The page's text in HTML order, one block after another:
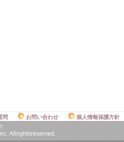
問 お問い合わせ 個人情報保護方針
Allrightsreserved.